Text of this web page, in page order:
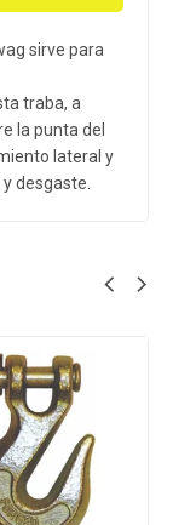
sirve para
traba, a
la punta del
lateral y
desgaste.